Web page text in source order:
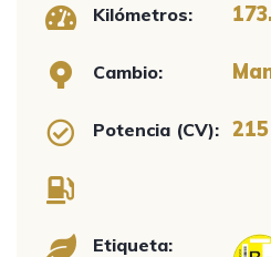
Kilómetros:
Cambio:
Potencia (CV): 215
Etiqueta: